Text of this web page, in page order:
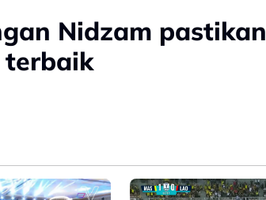
Nidzam pastikan
terbaik